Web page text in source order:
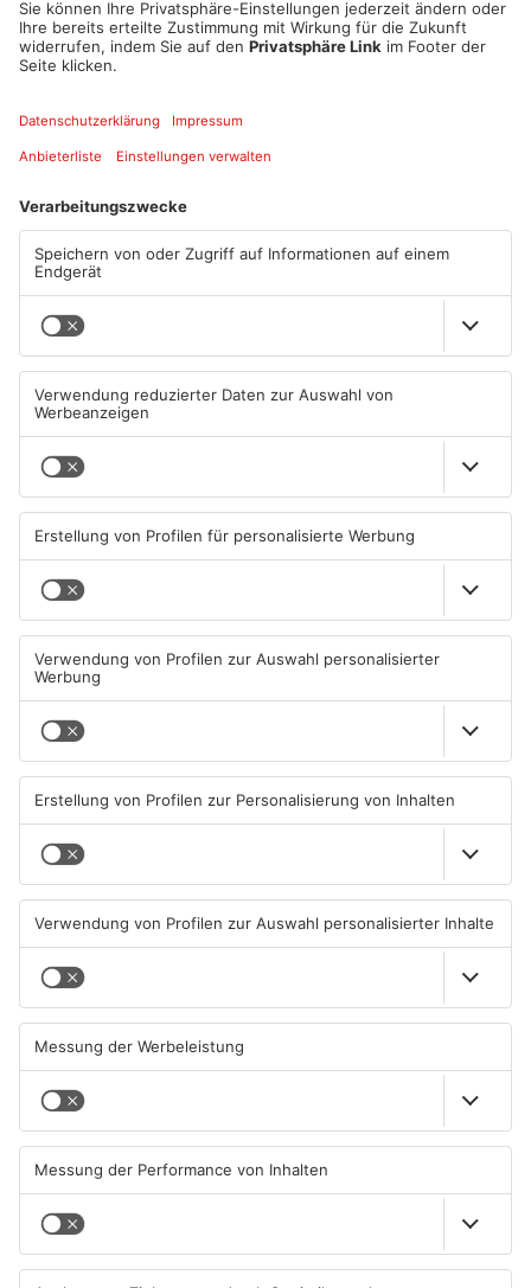
Mehr aus
Straßensperrung in
Aschaffenburg wegen
Gasnetz-Reparatur
ASCHAFFENBURG
Zwei Fußgänger in
ASCHAFFENBURG
TOPNEWS
Aschaffenburger Innenstadt
beendet
05.08.2026, 06:40 UHR IN
Feuerwerk löst wohl Brand in
Aschaffenburg-Schweinheim
04.08.2026, 13:21 UHR IN
TOPNEWS
Aschaffenburg: Prozess um
schweren E-Scooter-Raub
beginnt
AB: Sperrmüllpresse brennt
auf Recyclinghof